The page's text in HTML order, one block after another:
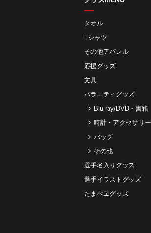
タオル
Tシャツ
その他アパレル
応援グッズ
文具
バラエティグッズ
Blu-ray/DVD・書籍
時計・アクセサリー
バッグ
その他
選手名入りグッズ
選手イラストグッズ
たまべヱグッズ